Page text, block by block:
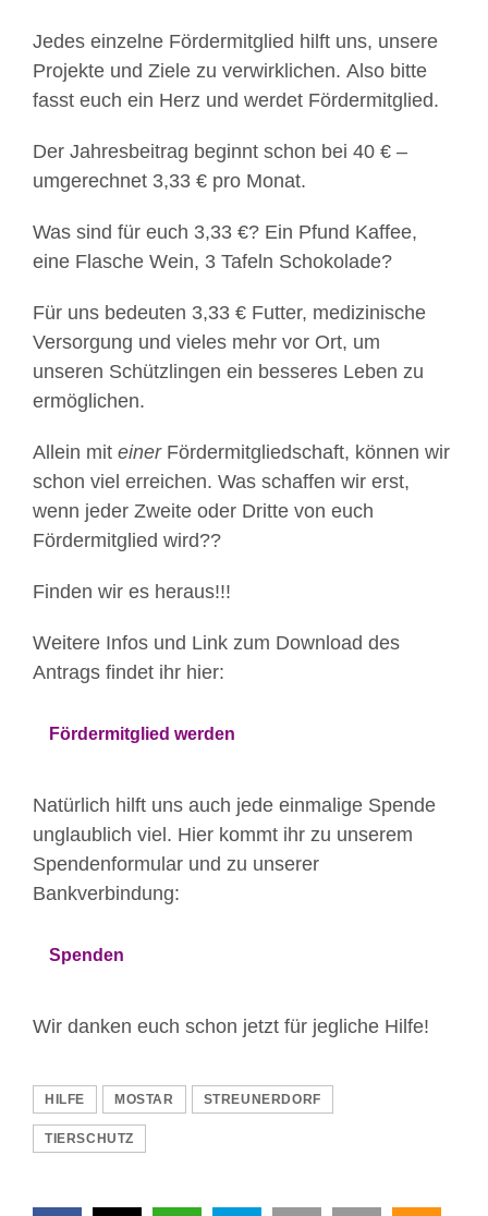
Jedes einzelne Fördermitglied hilft uns, unsere
Projekte und Ziele zu verwirklichen. Also bitte
fasst euch ein Herz und werdet Fördermitglied.
Der Jahresbeitrag beginnt schon bei 40 € –
umgerechnet 3,33 € pro Monat.
Was sind für euch 3,33 €? Ein Pfund Kaffee,
eine Flasche Wein, 3 Tafeln Schokolade?
Für uns bedeuten 3,33 € Futter, medizinische
Versorgung und vieles mehr vor Ort, um
unseren Schützlingen ein besseres Leben zu
ermöglichen.
Allein mit einerFördermitgliedschaft, können wir
schon viel erreichen. Was schaffen wir erst,
wenn jeder Zweite oder Dritte von euch
Fördermitglied wird??
Finden wir es heraus!!!
Weitere Infos und Link zum Download des
Antrags findet ihr hier:
Fördermitglied werden
Natürlich hilft uns auch jede einmalige Spende
unglaublich viel. Hier kommt ihr zu unserem
Spendenformular und zu unserer
Bankverbindung:
Spenden
Wir danken euch schon jetzt für jegliche Hilfe!
HILFE MOSTAR STREUNERDORF
TIERSCHUTZ